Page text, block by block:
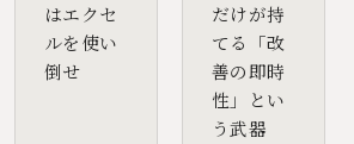
はエクセ
ルを使い
倒せ
だけが持
てる「改
善の即時
性」とい
う武器